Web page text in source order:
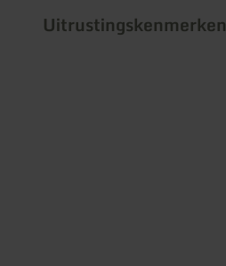
Uitrustingskenmerken